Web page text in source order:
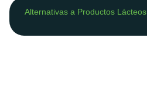
Alternativas a Productos Lácteos